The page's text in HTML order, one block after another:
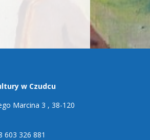
w Czudcu
Marcina 3 , 38-120
603 326 881